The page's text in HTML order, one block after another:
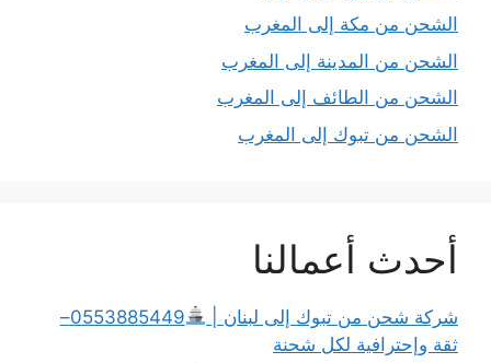
الشحن من مكة إلى المغرب
الشحن من المدينة إلى المغرب
الشحن من الطائف إلى المغرب
الشحن من تبوك إلى المغرب
أحدث أعمالنا
شركة شحن من تبوك إلى لبنان |
0553885449–
ثقة وإحترافية لكل شحنة